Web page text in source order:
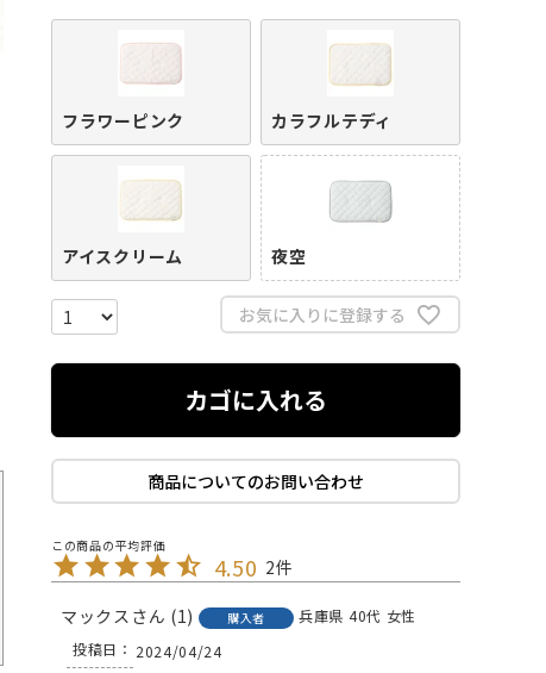
フラワーピンク カラフルテディ
アイスクリーム 夜空
お気に入りに登録する
カゴに入れる
商品についてのお問い合わせ
4.50 2
マックス 1 購入者 兵庫県 40代 女性
投稿日
2024/04/24